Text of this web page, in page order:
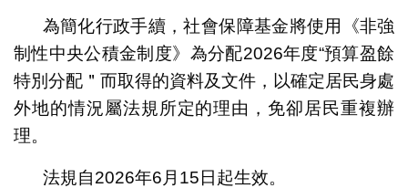
為簡化行政手續，社會保障基金將使用《非強
制性中央公積金制度》為分配2026年度“預算盈餘
特別分配＂而取得的資料及文件，以確定居民身處
外地的情況屬法規所定的理由，免卻居民重複辦
理。
法規自2026年6月15日起生效。